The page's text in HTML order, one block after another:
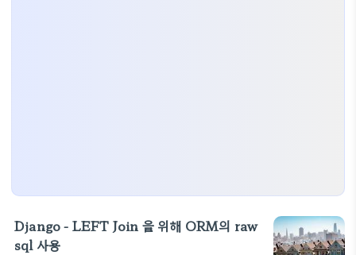
Django - LEFT Join 을 위해 ORM의 raw
sql 사용